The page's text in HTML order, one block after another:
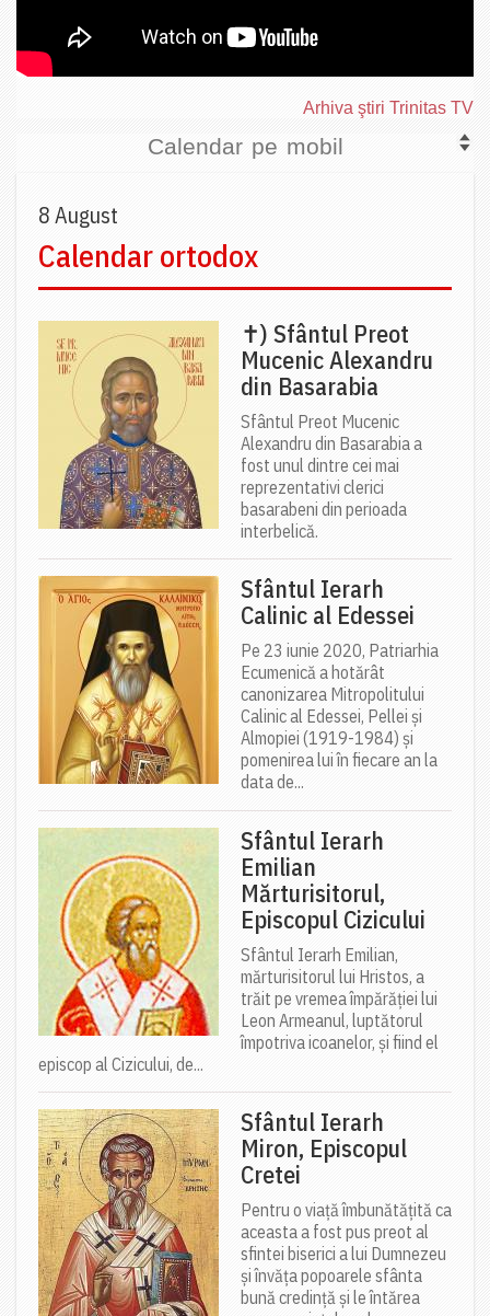
Arhiva ştiri Trinitas TV
Calendar pe mobil
8 August
Calendar ortodox
✝) Sfântul Preot
Mucenic Alexandru
din Basarabia
Sfântul Preot Mucenic
Alexandru din Basarabia a
fost unul dintre cei mai
reprezentativi clerici
basarabeni din perioada
interbelică.
Sfântul Ierarh
Calinic al Edessei
Pe 23 iunie 2020, Patriarhia
Ecumenică a hotărât
canonizarea Mitropolitului
Calinic al Edessei, Pellei și
Almopiei (1919-1984) și
pomenirea lui în fiecare an la
data de...
Sfântul Ierarh
Emilian
Mărturisitorul,
Episcopul Cizicului
Sfântul Ierarh Emilian,
mărturisitorul lui Hristos, a
trăit pe vremea împărăției lui
Leon Armeanul, luptătorul
împotriva icoanelor, și fiind el
episcop al Cizicului, de...
Sfântul Ierarh
Miron, Episcopul
Cretei
Pentru o viață îmbunătățită ca
aceasta a fost pus preot al
sfintei biserici a lui Dumnezeu
și învăța popoarele sfânta
bună credință și le întărea